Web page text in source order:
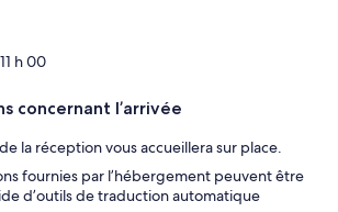
h 00
concernant l’arrivée
la réception vous accueillera sur place.
fournies par l’hébergement peuvent être
d’outils de traduction automatique